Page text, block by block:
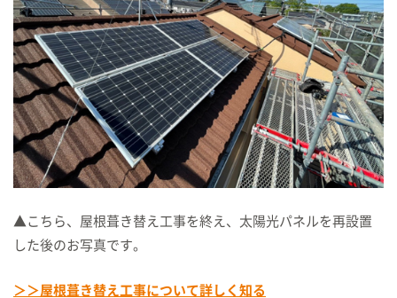
▲こちら、屋根葺き替え工事を終え、太陽光パネルを再設置
した後のお写真です。
＞＞屋根葺き替え工事について詳しく知る